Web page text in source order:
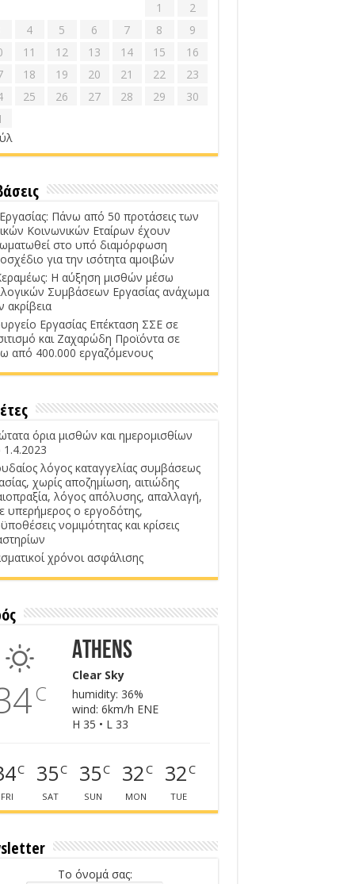
1
2
4 5 6 7 8
9
11 12 13 14 15
16
18 19 20 21 22
23
25 26 27 28 29
30
Πάνω από 50 προτάσεις των
Κοινωνικών Εταίρων έχουν
στο υπό διαμόρφωση
για την ισότητα αμοιβών
Η αύξηση μισθών μέσω
Συμβάσεων Εργασίας ανάχωμα
ακρίβεια
Εργασίας Επέκταση ΣΣΕ σε
και Ζαχαρώδη Προϊόντα σε
από 400.000 εργαζόμενους
όρια μισθών και ημερομισθίων
λόγος καταγγελίας συμβάσεως
χωρίς αποζημίωση, αιτιώδης
λόγος απόλυσης, απαλλαγή,
υπερήμερος ο εργοδότης,
νομιμότητας και κρίσεις
χρόνοι ασφάλισης
C
Athens
Clear Sky
humidity: 36%
wind: 6km/h ENE
H 35 • L 33
C
FRI
35C
SAT
35C
SUN
32C
MON
32C
TUE
Το όνομά σας: